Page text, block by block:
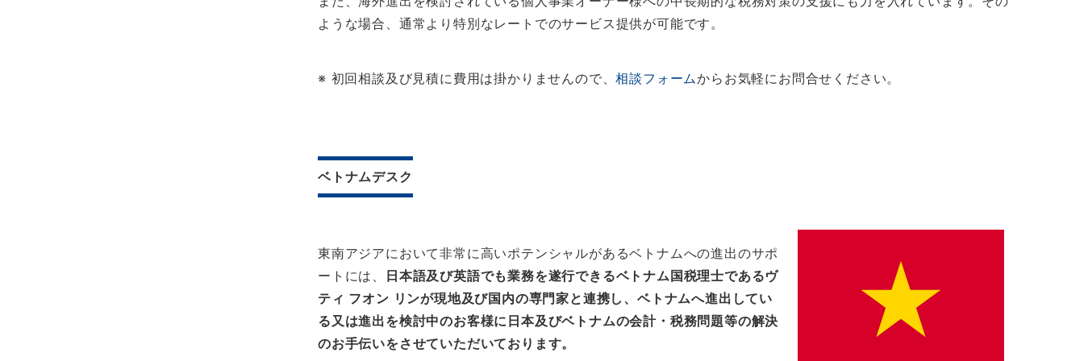
ような場合、通常より特別なレートでのサービス提供が可能です。
※ 初回相談及び見積に費用は掛かりませんので、相談フォームからお気軽にお問合せください。
ベトナムデスク
東南アジアにおいて非常に高いポテンシャルがあるベトナムへの進出のサポ
ートには、 日本語及び英語でも業務を遂行できるベトナム国税理士であるヴ
ティ フオン リンが現地及び国内の専門家と連携し、ベトナムへ進出してい
る又は進出を検討中のお客様に日本及びベトナムの会計・税務問題等の解決
のお手伝いをさせていただいております。